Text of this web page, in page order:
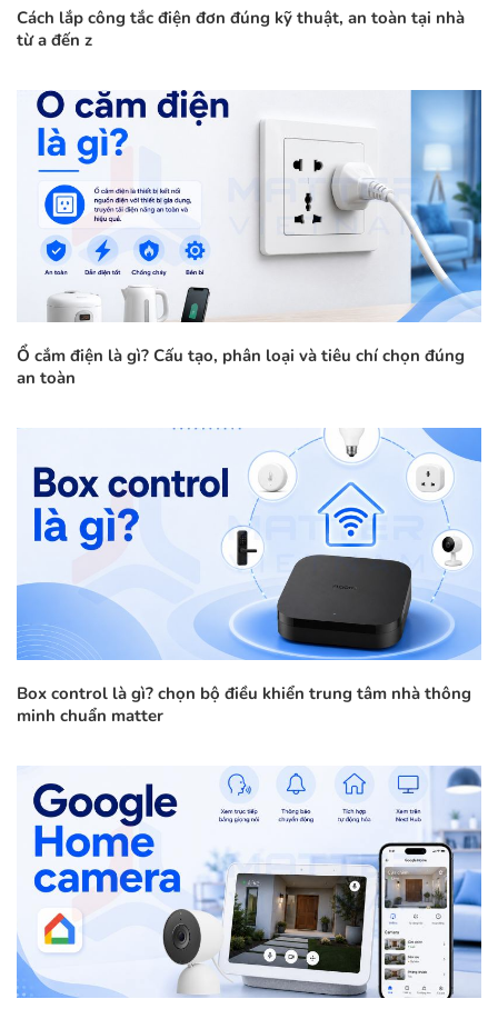
Cách lắp công tắc điện đơn đúng kỹ thuật, an toàn tại nhà
từ a đến z
Ổ cắm điện là gì? Cấu tạo, phân loại và tiêu chí chọn đúng
an toàn
Box control là gì? chọn bộ điều khiển trung tâm nhà thông
minh chuẩn matter